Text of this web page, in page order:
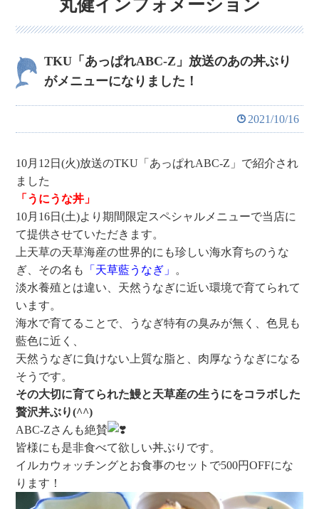
丸健インフォメーション
TKU「あっぱれABC-Z」放送のあの丼ぶり
がメニューになりました！
2021/10/16
10月12日(火)放送のTKU「あっぱれABC-Z」で紹介され
ました
「うにうな丼」
10月16日(土)より期間限定スペシャルメニューで当店に
て提供させていただきます。
上天草の天草海産の世界的にも珍しい海水育ちのうな
ぎ、その名も
「天草藍うなぎ」 。
淡水養殖とは違い、天然うなぎに近い環境で育てられて
います。
海水で育てることで、うなぎ特有の臭みが無く、色見も
藍色に近く、
天然うなぎに負けない上質な脂と、肉厚なうなぎになる
そうです。
その大切に育てられた鰻と天草産の生うにをコラボした
贅沢丼ぶり(^^)
ABC-Zさんも絶賛
皆様にも是非食べて欲しい丼ぶりです。
イルカウォッチングとお食事のセットで500円OFFにな
ります！